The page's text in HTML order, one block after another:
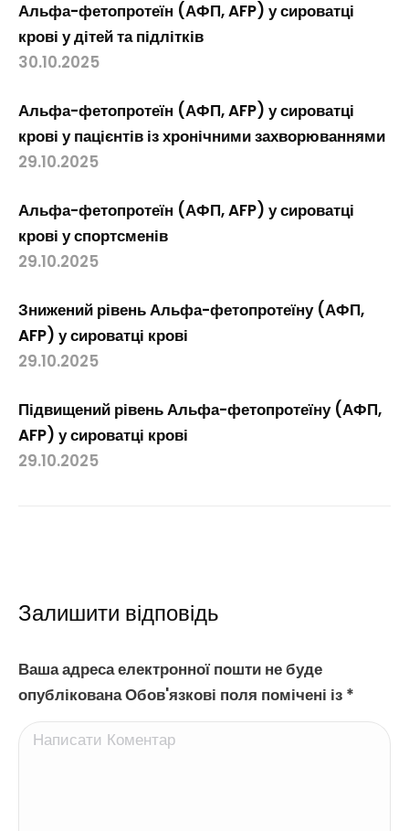
Альфа-фетопротеїн (АФП, AFP) у сироватці
крові у дітей та підлітків
30.10.2025
Альфа-фетопротеїн (АФП, AFP) у сироватці
крові у пацієнтів із хронічними захворюваннями
29.10.2025
Альфа-фетопротеїн (АФП, AFP) у сироватці
крові у спортсменів
29.10.2025
Знижений рівень Альфа-фетопротеїну (АФП,
AFP) у сироватці крові
29.10.2025
Підвищений рівень Альфа-фетопротеїну (АФП,
AFP) у сироватці крові
29.10.2025
Залишити відповідь
Ваша адреса електронної пошти не буде
опублікована Обов'язкові поля помічені із *
Написати Коментар